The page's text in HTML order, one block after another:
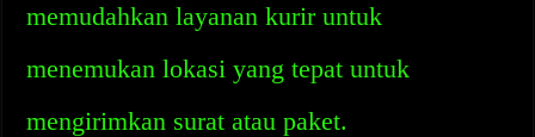
memudahkan layanan kurir untuk
menemukan lokasi yang tepat untuk
mengirimkan surat atau paket.